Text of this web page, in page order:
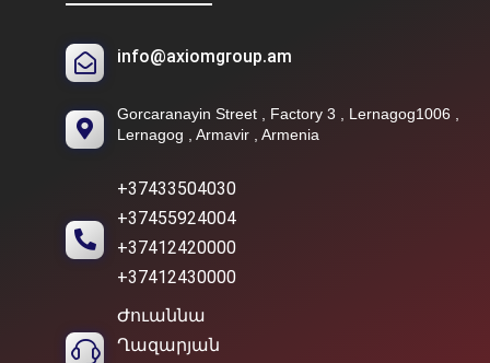
info@axiomgroup.am
Gorcaranayin Street , Factory 3 , Lernagog1006 ,
Lernagog , Armavir , Armenia
+37433504030
+37455924004
+37412420000
+37412430000
Ժուաննա
Ղազարյան